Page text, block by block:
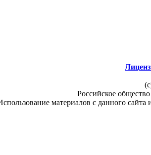
Российское
материалов с данного